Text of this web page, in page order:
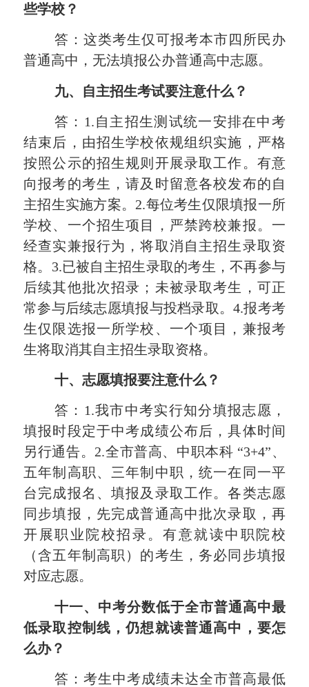
些学校？
答：这类考生仅可报考本市四所民办
普通高中，无法填报公办普通高中志愿。
九、自主招生考试要注意什么？
答：1.自主招生测试统一安排在中考
结束后，由招生学校依规组织实施，严格
按照公示的招生规则开展录取工作。有意
向报考的考生，请及时留意各校发布的自
主招生实施方案。2.每位考生仅限填报一所
学校、一个招生项目，严禁跨校兼报 。一
经查实兼报行为，将取消自主招生录取资
格。3.已被自主招生录取的考生，不再参与
后续其他批次招录；未被录取考生，可正
常参与后续志愿填报与投档录取。4.报考考
生仅限选报一所学校、一个项目，兼报考
生将取消其自主招生录取资格。
十、志愿填报要注意什么？
答：1.我市中考实行知分填报志愿，
填报时段定于中考成绩公布后，具体时间
另行通告。2.全市普高、中职本科 “3+4”、
五年制高职、三年制中职，统一在同一平
台完成报名、填报及录取工作。各类志愿
同步填报，先完成普通高中批次录取，再
开展职业院校招录。有意就读中职院校
（含五年制高职）的考生，务必同步填报
对应志愿。
十一、中考分数低于全市普通高中最
低录取控制线，仍想就读普通高中，要怎
么办？
答：考生中考成绩未达全市普高最低